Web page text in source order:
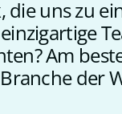
die uns zu
Am
der